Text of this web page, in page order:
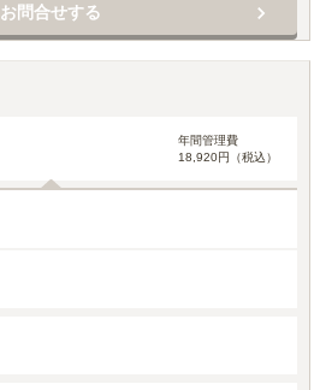
お問合せする
年間管理費
18,920円（税込）